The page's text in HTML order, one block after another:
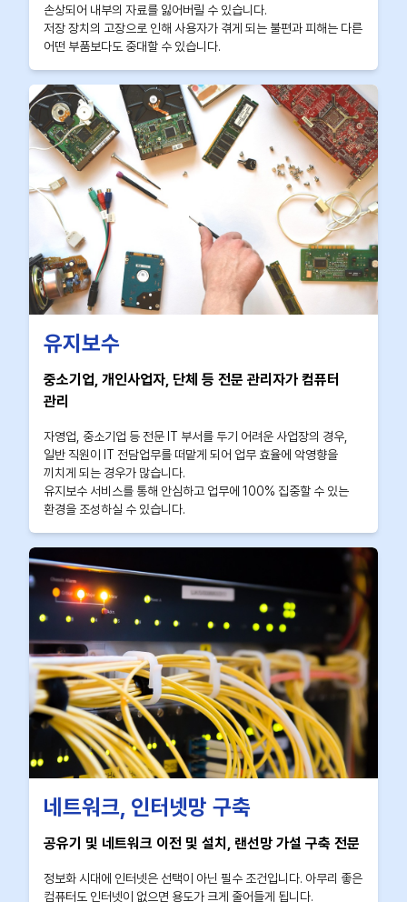
손상되어 내부의 자료를 잃어버릴 수 있습니다.
저장 장치의 고장으로 인해 사용자가 겪게 되는 불편과 피해는 다른
어떤 부품보다도 중대할 수 있습니다.
유지보수
중소기업, 개인사업자, 단체 등 전문 관리자가 컴퓨터
관리
자영업, 중소기업 등 전문 IT 부서를 두기 어려운 사업장의 경우,
일반 직원이 IT 전담업무를 떠맡게 되어 업무 효율에 악영향을
끼치게 되는 경우가 많습니다.
유지보수 서비스를 통해 안심하고 업무에 100% 집중할 수 있는
환경을 조성하실 수 있습니다.
네트워크, 인터넷망 구축
공유기 및 네트워크 이전 및 설치, 랜선망 가설 구축 전문
정보화 시대에 인터넷은 선택이 아닌 필수 조건입니다. 아무리 좋은
컴퓨터도 인터넷이 없으면 용도가 크게 줄어들게 됩니다.